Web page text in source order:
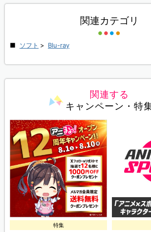
関連カテゴリ
ソフト > Blu-ray
関連する
キャンペーン・特
特集